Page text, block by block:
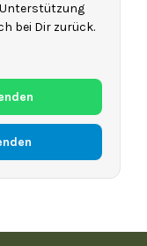
Unterstützung
bei Dir zurück.